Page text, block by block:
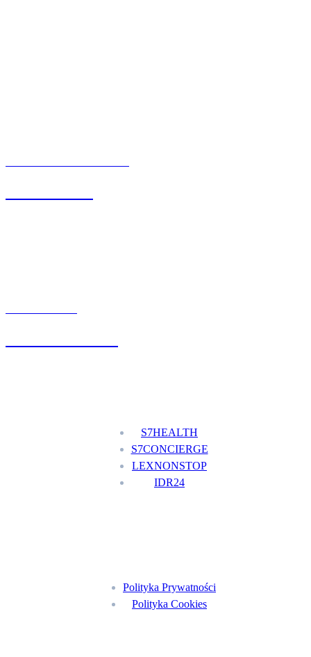
S7HEALTH
S7CONCIERGE
LEXNONSTOP
IDR24
Polityka Prywatności
Polityka Cookies